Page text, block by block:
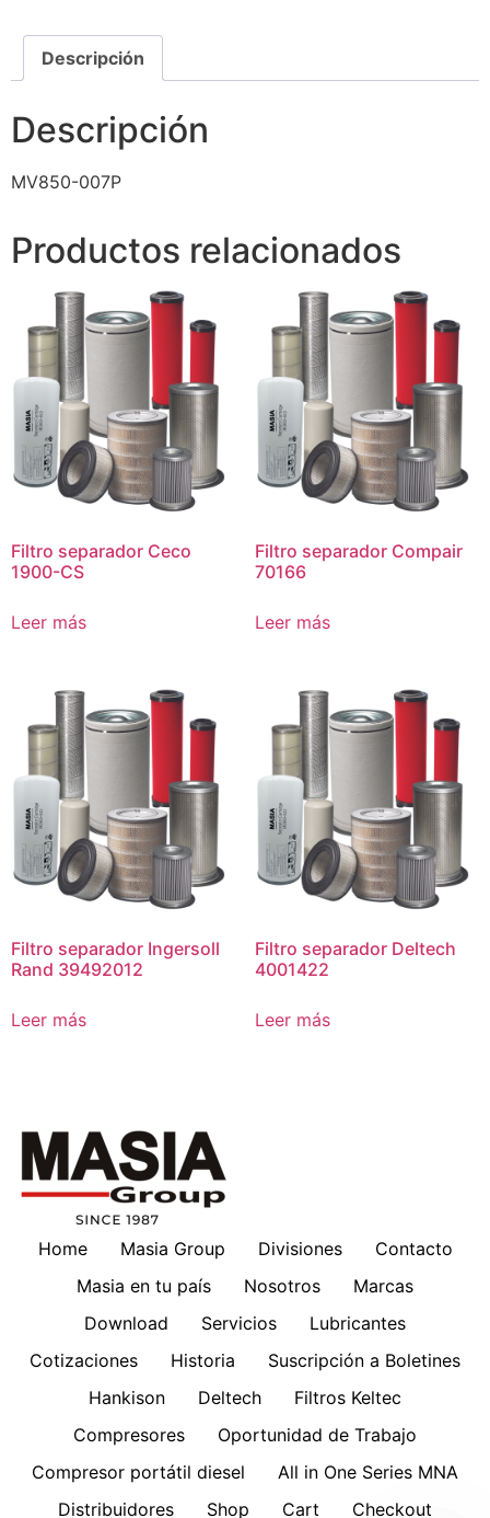
Descripción
Descripción
MV850-007P
Productos relacionados
Filtro separador Ceco
1900-CS
Leer más
Filtro separador Compair
70166
Leer más
Filtro separador Ingersoll
Rand 39492012
Leer más
Filtro separador Deltech
4001422
Leer más
Home Masia Group Divisiones
Contacto
Masia en tu país
Nosotros
Marcas
Download
Servicios
Lubricantes
Cotizaciones
Historia
Suscripción a Boletines
Hankison
Deltech
Filtros Keltec
Compresores
Oportunidad de Trabajo
Compresor portátil diesel
All in One Series MNA
Distribuidores
Shop Cart Checkout